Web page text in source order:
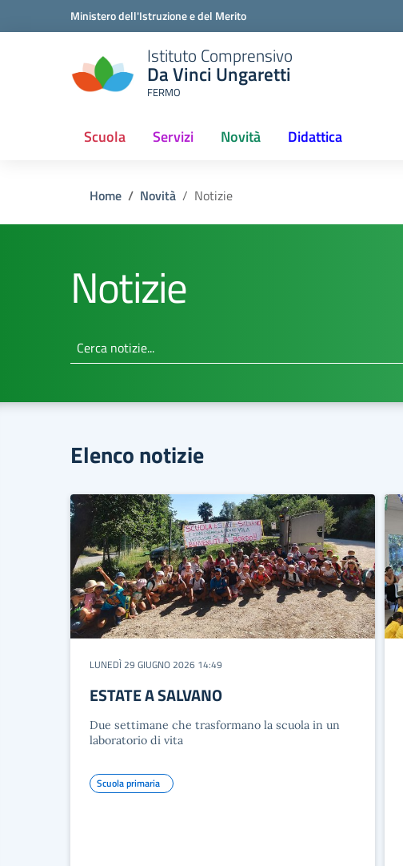
Ministero dell'Istruzione e del Merito
Istituto Comprensivo
Da Vinci Ungaretti
FERMO
Scuola Servizi Novità Didattica
Home Novità Notizie
Notizie
Cerca notizie...
Elenco notizie
LUNEDÌ 29 GIUGNO 2026 14:49
ESTATE A SALVANO
Due settimane che trasformano la scuola in un
laboratorio di vita
Scuola primaria